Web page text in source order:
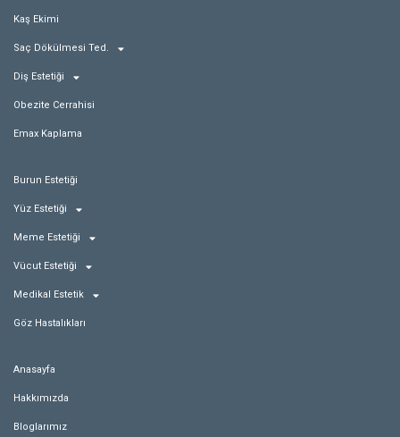
Kaş Ekimi
Saç Dökülmesi Ted.
Diş Estetiği
Obezite Cerrahisi
Emax Kaplama
Burun Estetiği
Yüz Estetiği
Meme Estetiği
Vücut Estetiği
Medikal Estetik
Göz Hastalıkları
Anasayfa
Hakkımızda
Bloglarımız